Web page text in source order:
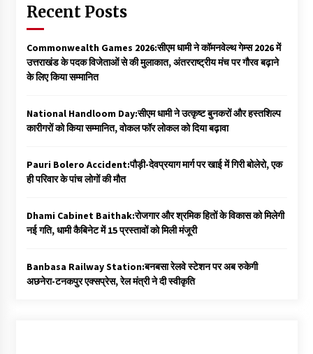
Recent Posts
Commonwealth Games 2026:सीएम धामी ने कॉमनवेल्थ गेम्स 2026 में
उत्तराखंड के पदक विजेताओं से की मुलाकात, अंतरराष्ट्रीय मंच पर गौरव बढ़ाने
के लिए किया सम्मानित
National Handloom Day:सीएम धामी ने उत्कृष्ट बुनकरों और हस्तशिल्प
कारीगरों को किया सम्मानित, वोकल फॉर लोकल को दिया बढ़ावा
Pauri Bolero Accident:पौड़ी-देवप्रयाग मार्ग पर खाई में गिरी बोलेरो, एक
ही परिवार के पांच लोगों की मौत
Dhami Cabinet Baithak:रोजगार और श्रमिक हितों के विकास को मिलेगी
नई गति, धामी कैबिनेट में 15 प्रस्तावों को मिली मंजूरी
Banbasa Railway Station:बनबसा रेलवे स्टेशन पर अब रुकेगी
अछनेरा-टनकपुर एक्सप्रेस, रेल मंत्री ने दी स्वीकृति